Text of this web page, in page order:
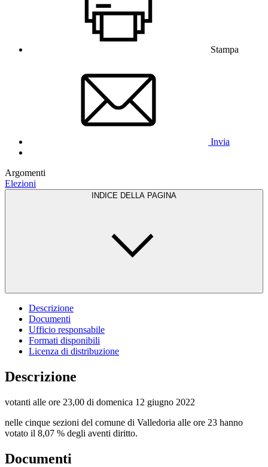
Stampa
Invia
Argomenti
Elezioni
INDICE DELLA PAGINA
Descrizione
Documenti
Ufficio responsabile
Formati disponibili
Licenza di distribuzione
Descrizione
votanti alle ore 23,00 di domenica 12 giugno 2022
nelle cinque sezioni del comune di Valledoria alle ore 23 hanno
votato il 8,07 % degli aventi diritto.
Documenti